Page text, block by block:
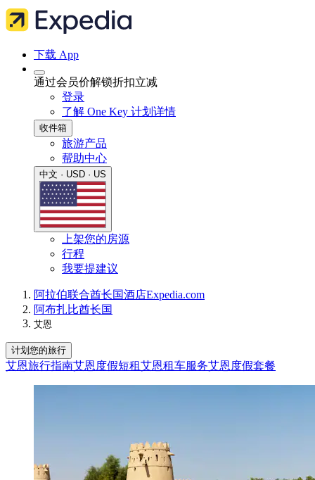
下载 App
通过会员价解锁折扣立减
登录
了解 One Key 计划详情
收件箱
旅游产品
帮助中心
中文 · USD · US
上架您的房源
行程
我要提建议
阿拉伯联合酋长国酒店Expedia.com
阿布扎比酋长国
艾恩
计划您的旅行
艾恩旅行指南艾恩度假短租艾恩租车服务艾恩度假套餐